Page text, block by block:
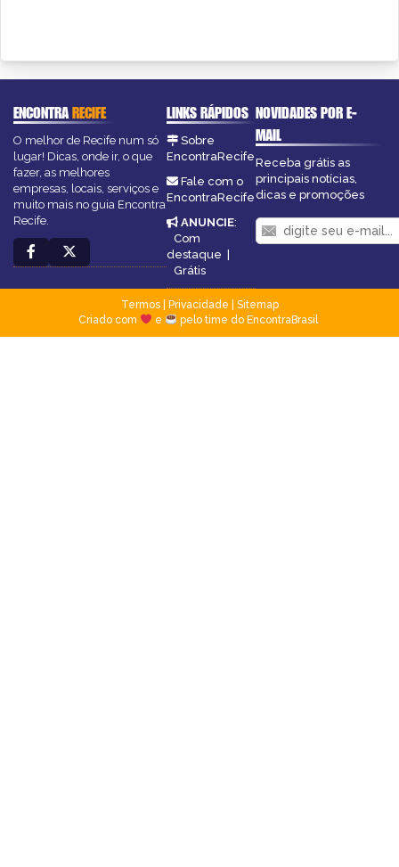
ENCONTRARECIFE
O melhor de Recife num só
lugar! Dicas, onde ir, o que
fazer, as melhores
empresas, locais, serviços e
muito mais no guia Encontra
Recife.
LINKS RÁPIDOS
Sobre
EncontraRecife
Fale com o
EncontraRecife
ANUNCIE:
Com
destaque |
Grátis
NOVIDADES POR E-
MAIL
Receba grátis as
principais notícias,
dicas e promoções
Termos| Privacidade
Sitemap
Criado com
e pelo time do EncontraBrasil